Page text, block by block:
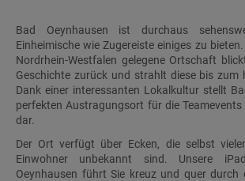
Bad Oeynhausen ist durchaus
Einheimische wie Zugereiste einiges zu
Nordrhein-Westfalen gelegene Ortschaft
Geschichte zurück und strahlt diese bis zum
Dank einer interessanten Lokalkultur stellt
perfekten Austragungsort für die
dar.
Der Ort verfügt über Ecken, die selbst
Einwohner unbekannt sind. Unsere
Oeynhausen führt Sie kreuz und quer durch